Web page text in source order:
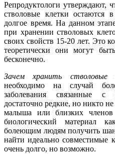
Репродуктологи утверждают,
стволовые клетки остаются
долгое время. На данном
при хранении стволовых
своих свойств 15-20 лет. Это
теоретически они могут
бесконечно.
Зачем хранить стволовые
необходимо на случай
заболевания связанные с
достаточно редкие, но никто
малыша или близких
биологический материал
болеющим людям получить
найти идеально совместимые
очень долго, но возможно.